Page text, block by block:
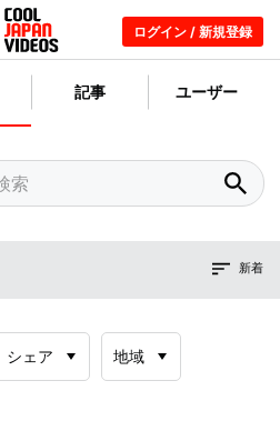
ログイン / 新規登録
記事 ユーザー
新着
シェア 地域